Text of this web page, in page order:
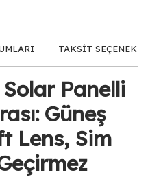
TAKSİT
Panelli
Güneş
Lens, Sim